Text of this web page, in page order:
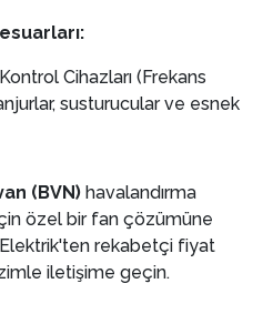
Cihazları (Frekans
susturucular ve esnek
(BVN) havalandırma
özel bir fan çözümüne
Elektrik'ten rekabetçi fiyat
iletişime geçin.